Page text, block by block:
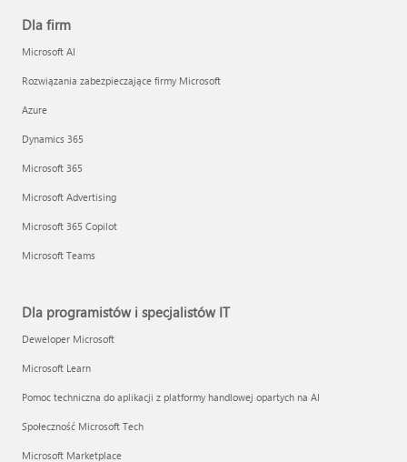
Dla firm
Microsoft AI
Rozwiązania zabezpieczające firmy Microsoft
Azure
Dynamics 365
Microsoft 365
Microsoft Advertising
Microsoft 365 Copilot
Microsoft Teams
Dla programistów i specjalistów IT
Deweloper Microsoft
Microsoft Learn
Pomoc techniczna do aplikacji z platformy handlowej opartych na AI
Społeczność Microsoft Tech
Microsoft Marketplace